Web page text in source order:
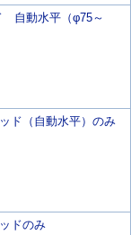
自動水平（φ75～
ド（自動水平）のみ
ドのみ